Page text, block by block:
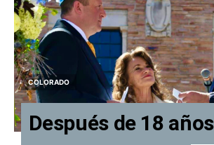
COLORADO
Después de 18